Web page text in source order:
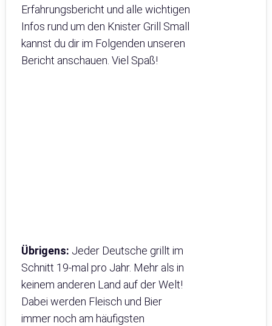
Erfahrungsbericht und alle wichtigen
Infos rund um den Knister Grill Small
kannst du dir im Folgenden unseren
Bericht anschauen. Viel Spaß!
Übrigens: Jeder Deutsche grillt im
Schnitt 19-mal pro Jahr. Mehr als in
keinem anderen Land auf der Welt!
Dabei werden Fleisch und Bier
immer noch am häufigsten